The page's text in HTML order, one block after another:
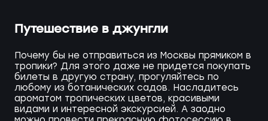
Путешествие в джунгли
Почему бы не отправиться из Москвы прямиком в
тропики? Для этого даже не придется покупать
билеты в другую страну, прогуляйтесь по
любому из ботанических садов. Насладитесь
ароматом тропических цветов, красивыми
видами и интересной экскурсией. А заодно